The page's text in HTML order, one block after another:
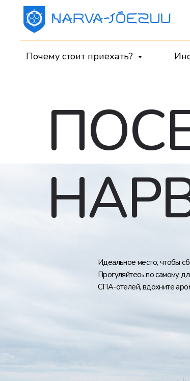
Почему стоит приехать?
Идеальное место, чтобы
Прогуляйтесь по самому
СПА-отелей, вдохните